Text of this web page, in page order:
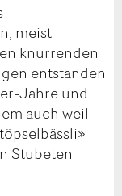
meist
knurrenden
entstanden
Jahre und
auch weil
Stubeten